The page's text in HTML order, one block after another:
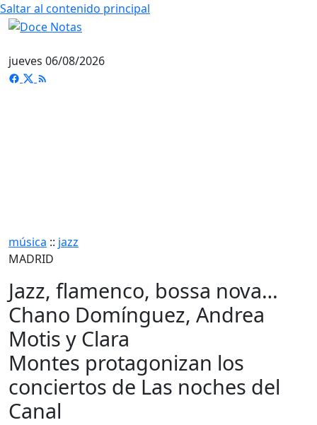
Saltar al contenido principal
jueves 06/08/2026
música :: jazz
MADRID
Jazz, flamenco, bossa nova…
Chano Domínguez, Andrea
Motis y Clara
Montes protagonizan los
conciertos de Las noches del
Canal